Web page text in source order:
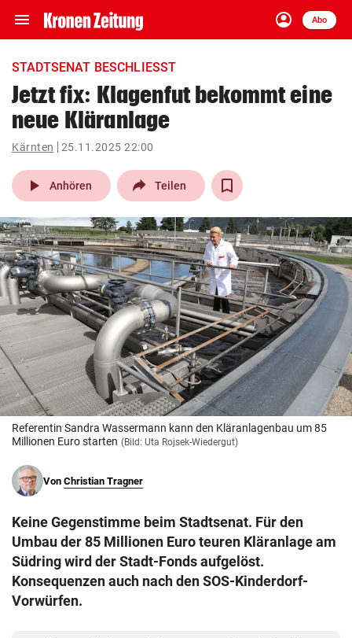
menu Navigation
ein-/ausklappen
account_circle
Anmelden
Abo
close Schließen
account_circle Anmelden
pin_drop
Wien arrow_right
bookmark
search
Suchbegriff
eingeben
© Krone Multimedia GmbH & Co KG 2026
Muthgasse 2, 1190 Wien
STADTSENAT BESCHLIESST
Jetzt fix: Klagenfut bekommt eine
neue Kläranlage
Kärnten 25.11.2025 22:00
play_arrow Anhören Teilen
Referentin Sandra Wassermann kann den Kläranlagenbau um 85
Millionen Euro starten (Bild: Uta Rojsek-Wiedergut)
Von Christian Tragner
Keine Gegenstimme beim Stadtsenat. Für den
Umbau der 85 Millionen Euro teuren Kläranlage am
Südring wird der Stadt-Fonds aufgelöst.
Konsequenzen auch nach den SOS-Kinderdorf-
Vorwürfen.